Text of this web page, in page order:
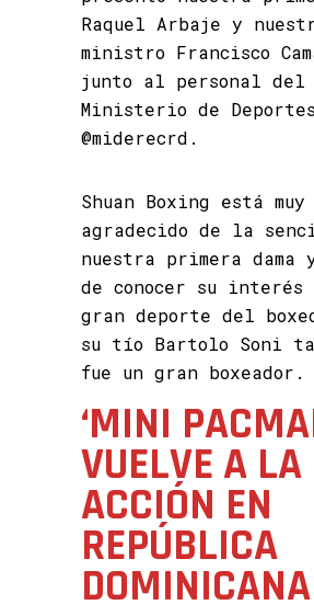
Raquel Arbaje y
ministro Francisco
junto al personal del
Ministerio de Deportes
@miderecrd.
Shuan Boxing está muy
agradecido de la
nuestra primera
de conocer su interés
gran deporte del
su tío Bartolo Soni
fue un gran boxeador.
‘MINI
VUELVE A LA
ACCIÓN EN
REPÚBLICA
DOMINICANA